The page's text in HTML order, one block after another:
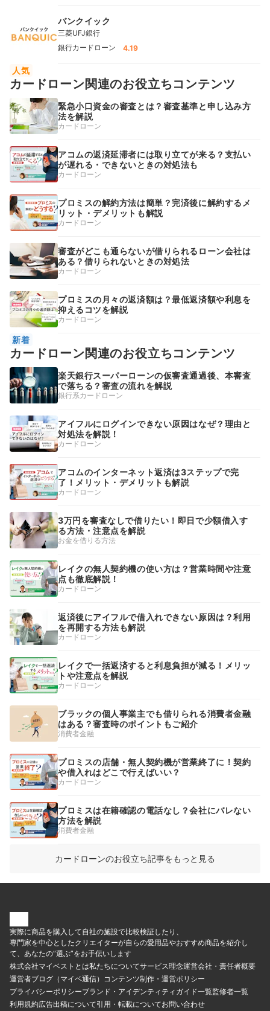
バンクイック
三菱UFJ銀行
銀行カードローン
4.19
人気
カードローン関連のお役立ちコンテンツ
緊急小口資金の審査とは？審査基準と申し込み方
法を解説
カードローン
アコムの返済延滞者には取り立てが来る？支払い
が遅れる・できないときの対処法も
カードローン
プロミスの解約方法は簡単？完済後に解約するメ
リット・デメリットも解説
カードローン
審査がどこも通らないが借りられるローン会社は
ある？借りられないときの対処法
カードローン
プロミスの月々の返済額は？最低返済額や利息を
抑えるコツを解説
カードローン
新着
カードローン関連のお役立ちコンテンツ
楽天銀行スーパーローンの仮審査通過後、本審査
で落ちる？審査の流れを解説
銀行系カードローン
アイフルにログインできない原因はなぜ？理由と
対処法を解説！
カードローン
アコムのインターネット返済は3ステップで完
了！メリット・デメリットも解説
カードローン
3万円を審査なしで借りたい！即日で少額借入す
る方法・注意点を解説
お金を借りる方法
レイクの無人契約機の使い方は？営業時間や注意
点も徹底解説！
カードローン
返済後にアイフルで借入れできない原因は？利用
を再開する方法も解説
カードローン
レイクで一括返済すると利息負担が減る！メリッ
トや注意点を解説
カードローン
ブラックの個人事業主でも借りられる消費者金融
はある？審査時のポイントもご紹介
消費者金融
プロミスの店舗・無人契約機が営業終了に！契約
や借入れはどこで行えばいい？
カードローン
プロミスは在籍確認の電話なし？会社にバレない
方法を解説
消費者金融
カードローンのお役立ち記事をもっと見る
実際に商品を購入して自社の施設で比較検証したり、
専門家を中心としたクリエイターが自らの愛用品やおすすめ商品を紹介し
て、あなたの“選ぶ”をお手伝いします
株式会社マイベストとは私たちについてサービス理念運営会社・責任者概要
運営者ブログ（マイベ通信） コンテンツ制作・運営ポリシー
プライバシーポリシーブランド・アイデンティティ ガイド一覧監修者一覧
利用規約広告出稿について引用・転載についてお問い合わせ